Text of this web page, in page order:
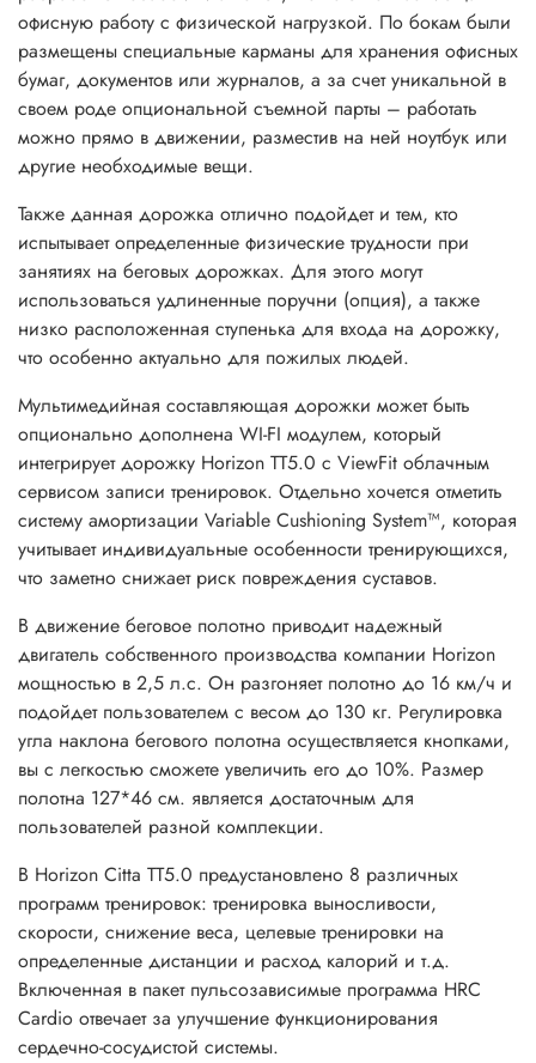
офисную работу с физической нагрузкой. По бокам были
размещены специальные карманы для хранения офисных
бумаг, документов или журналов, а за счет уникальной в
своем роде опциональной съемной парты – работать
можно прямо в движении, разместив на ней ноутбук или
другие необходимые вещи.
Также данная дорожка отлично подойдет и тем, кто
испытывает определенные физические трудности при
занятиях на беговых дорожках. Для этого могут
использоваться удлиненные поручни (опция), а также
низко расположенная ступенька для входа на дорожку,
что особенно актуально для пожилых людей.
Мультимедийная составляющая дорожки может быть
опционально дополнена WI-FI модулем, который
интегрирует дорожку Horizon TT5.0 с ViewFit облачным
сервисом записи тренировок. Отдельно хочется отметить
систему амортизации Variable Cushioning System™, которая
учитывает индивидуальные особенности тренирующихся,
что заметно снижает риск повреждения суставов.
В движение беговое полотно приводит надежный
двигатель собственного производства компании Horizon
мощностью в 2,5 л.с. Он разгоняет полотно до 16 км/ч и
подойдет пользователем с весом до 130 кг. Регулировка
угла наклона бегового полотна осуществляется кнопками,
вы с легкостью сможете увеличить его до 10%. Размер
полотна 127*46 см. является достаточным для
пользователей разной комплекции.
В Horizon Citta TT5.0 предустановлено 8 различных
программ тренировок: тренировка выносливости,
скорости, снижение веса, целевые тренировки на
определенные дистанции и расход калорий и т.д.
Включенная в пакет пульсозависимые программа HRC
Cardiо отвечает за улучшение функционирования
сердечно-сосудистой системы.